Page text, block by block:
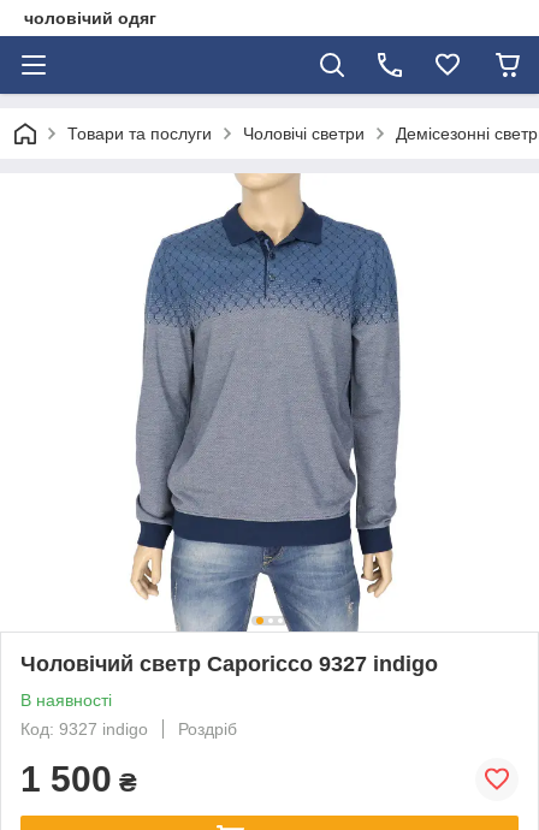
чоловічий одяг
Товари та послуги Чоловічі светри Демісезонні
Чоловічий светр Caporicco 9327 indigo
В наявності
Код: 9327 indigo
Роздріб
1 500 ₴